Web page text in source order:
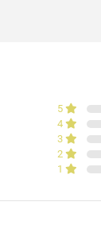
5
4
3
2
1